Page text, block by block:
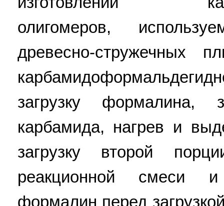
олигомеров,
древесно-стружечных
загрузку формалина,
карбамида, нагрев и
загрузку второй
реакционной смеси
формалин перед